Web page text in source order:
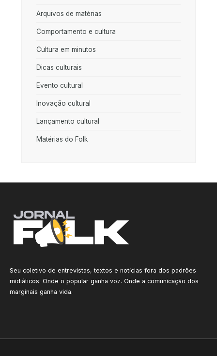
Arquivos de matérias
Comportamento e cultura
Cultura em minutos
Dicas culturais
Evento cultural
Inovação cultural
Lançamento cultural
Matérias do Folk
Seu coletivo de entrevistas, textos e notícias fora dos padrões
midiáticos. Onde o popular ganha voz. Onde a comunicação dos
marginais ganha vida.